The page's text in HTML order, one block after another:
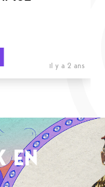
il y a 2 ans
EN